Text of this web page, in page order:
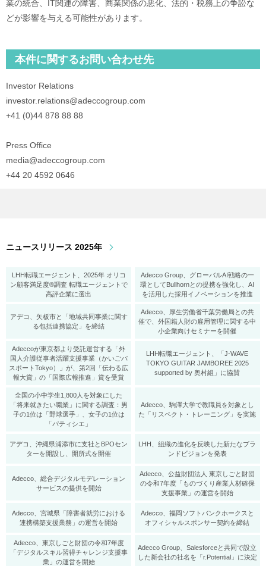
業の統合、IT関連の障害、商業関係の悪化、法的・税務上の争訟な
どが影響を与える可能性があります。
本件に関するお問い合わせ先
Investor Relations
investor.relations@adeccogroup.com
+41 (0)44 878 88 88
Press Office
media@adeccogroup.com
+44 20 4592 0646
ニュースリリース 2025年
LHH転職エージェント、2025年 オリコ
ン顧客満足度®調査 転職エージェントで
高評企業に選出
Adecco Group、グローバルAI戦略の一
環としてBullhornとの提携を強化し、AI
を活用した採用イノベーションを推進
アデコ、矢板市と「地域共同事業に関す
る包括連携協定」を締結
Adecco、厚生労働省千葉労働局との共
催で、外国籍人財の雇用管理に関する中
小企業向けセミナーを開催
Adeccoが東京都より受託運営する「外
国人介護従事者活躍支援事業（かいごパ
スポートTokyo）」が、第2回「伝わる広
報大賞」の「国際広報推進」賞を受賞
LHH転職エージェント、「J-WAVE
TOKYO GUITAR JAMBOREE 2025
supported by 奥村組」に協賛
全国の小中学生1,800人を対象にした
「将来就きたい職業」に関する調査：男
子の1位は「野球選手」、女子の1位は
「パティシエ」
Adecco、駒澤大学で教職員を対象とし
た「リスペクト・トレーニング」を実施
アデコ、沖縄県浦添市に支社とBPOセン
ターを開設し、開所式を開催
LHH、組織の進化を反映した新たなブラ
ンドビジョンを発表
Adecco、総合デジタルモデレーション
サービスの提供を開始
Adecco、公益財団法人 東京しごと財団
の令和7年度「ものづくり産業人材確保
支援事業」の運営を開始
Adecco、宮城県「障害者就労における
連携構築支援業務」の運営を開始
Adecco、福岡ソフトバンクホークスと
オフィシャルスポンサー契約を締結
Adecco、東京しごと財団の令和7年度
「デジタルスキル習得チャレンジ支援事
業」の運営を開始
Adecco Group、Salesforceと共同で設立
した新会社の社名を「r.Potential」に決定